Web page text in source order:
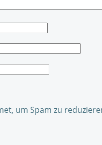
um Spam zu